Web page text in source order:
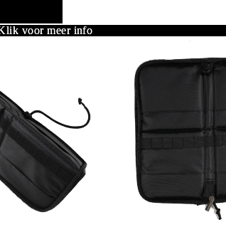
voor meer info
voor meer info